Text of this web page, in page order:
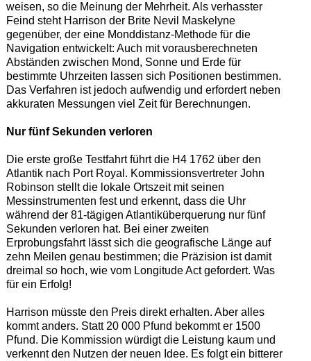
weisen, so die Meinung der Mehrheit. Als verhasster
Feind steht Harrison der Brite Nevil Maskelyne
gegenüber, der eine Monddistanz-Methode für die
Navigation entwickelt: Auch mit vorausberechneten
Abständen zwischen Mond, Sonne und Erde für
bestimmte Uhrzeiten lassen sich Positionen bestimmen.
Das Verfahren ist jedoch aufwendig und erfordert neben
akkuraten Messungen viel Zeit für Berechnungen.
Nur fünf Sekunden verloren
Die erste große Testfahrt führt die H4 1762 über den
Atlantik nach Port Royal. Kommissionsvertreter John
Robinson stellt die lokale Ortszeit mit seinen
Messinstrumenten fest und erkennt, dass die Uhr
während der 81-tägigen Atlantiküberquerung nur fünf
Sekunden verloren hat. Bei einer zweiten
Erprobungsfahrt lässt sich die geografische Länge auf
zehn Meilen genau bestimmen; die Präzision ist damit
dreimal so hoch, wie vom Longitude Act gefordert. Was
für ein Erfolg!
Harrison müsste den Preis direkt erhalten. Aber alles
kommt anders. Statt 20 000 Pfund bekommt er 1500
Pfund. Die Kommission würdigt die Leistung kaum und
verkennt den Nutzen der neuen Idee. Es folgt ein bitterer